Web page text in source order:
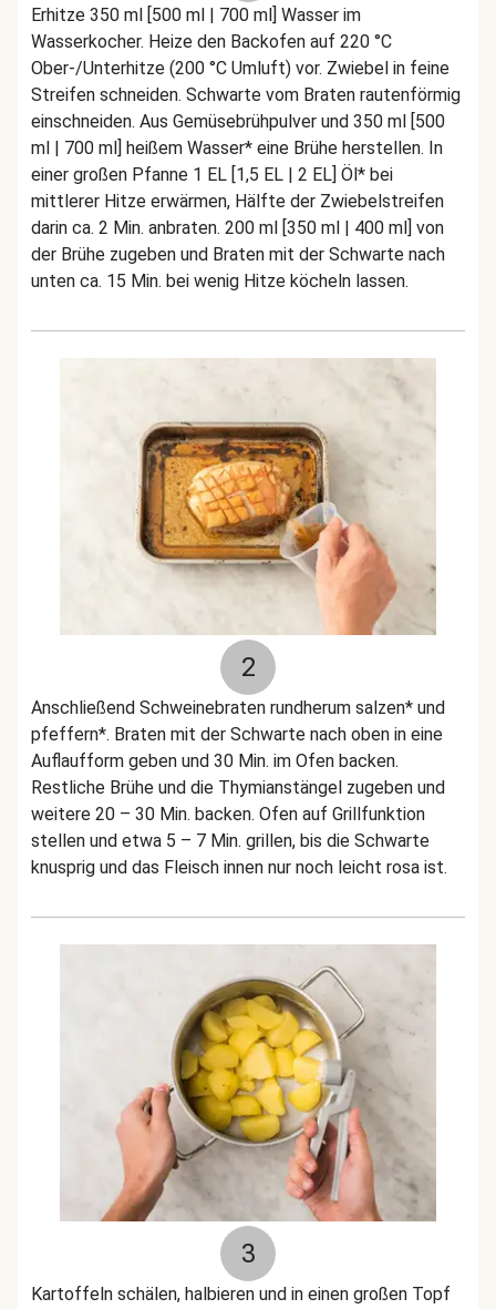
Erhitze 350 ml [500 ml | 700 ml] Wasser im
Wasserkocher. Heize den Backofen auf 220 °C
Ober-/Unterhitze (200 °C Umluft) vor. Zwiebel in feine
Streifen schneiden. Schwarte vom Braten rautenförmig
einschneiden. Aus Gemüsebrühpulver und 350 ml [500
ml | 700 ml] heißem Wasser* eine Brühe herstellen. In
einer großen Pfanne 1 EL [1,5 EL | 2 EL] Öl* bei
mittlerer Hitze erwärmen, Hälfte der Zwiebelstreifen
darin ca. 2 Min. anbraten. 200 ml [350 ml | 400 ml] von
der Brühe zugeben und Braten mit der Schwarte nach
unten ca. 15 Min. bei wenig Hitze köcheln lassen.
2
Anschließend Schweinebraten rundherum salzen* und
pfeffern*. Braten mit der Schwarte nach oben in eine
Auflaufform geben und 30 Min. im Ofen backen.
Restliche Brühe und die Thymianstängel zugeben und
weitere 20 – 30 Min. backen. Ofen auf Grillfunktion
stellen und etwa 5 – 7 Min. grillen, bis die Schwarte
knusprig und das Fleisch innen nur noch leicht rosa ist.
3
Kartoffeln schälen, halbieren und in einen großen Topf